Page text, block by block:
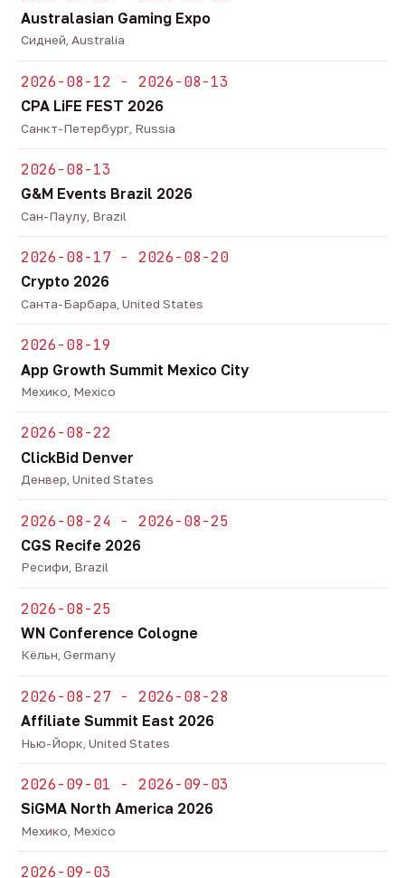
Australasian Gaming Expo
Сидней, Australia
2026-08-12 - 2026-08-13
CPA LiFE FEST 2026
Санкт-Петербург, Russia
2026-08-13
G&M Events Brazil 2026
Сан-Паулу, Brazil
2026-08-17 - 2026-08-20
Crypto 2026
Санта-Барбара, United States
2026-08-19
App Growth Summit Mexico City
Мехико, Mexico
2026-08-22
ClickBid Denver
Денвер, United States
2026-08-24 - 2026-08-25
CGS Recife 2026
Ресифи, Brazil
2026-08-25
WN Conference Cologne
Кёльн, Germany
2026-08-27 - 2026-08-28
Affiliate Summit East 2026
Нью-Йорк, United States
2026-09-01 - 2026-09-03
SiGMA North America 2026
Мехико, Mexico
2026-09-03